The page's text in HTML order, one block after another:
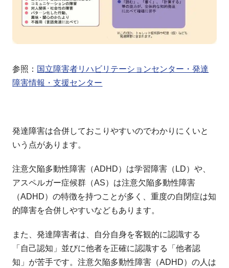
参照： 国立障害者リハビリテーションセンター・発達
障害情報・支援センター
発達障害は合併しておこりやすいのでわかりにくいと
いう点があります。
注意欠陥多動性障害（ADHD）は学習障害（LD）や、
アスペルガー症候群（AS）は注意欠陥多動性障害
（ADHD）の特徴を持つことが多く、重度の自閉症は知
的障害を合併しやすいなどもあります。
また、発達障害者は、自分自身を客観的に認識する
「自己認知」並びに他者を正確に認識する「他者認
知」が苦手です。注意欠陥多動性障害（ADHD）の人は